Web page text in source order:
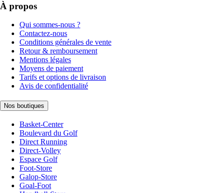
À propos
Qui sommes-nous ?
Contactez-nous
Conditions générales de vente
Retour & remboursement
Mentions légales
Moyens de paiement
Tarifs et options de livraison
Avis de confidentialité
Nos boutiques
Basket-Center
Boulevard du Golf
Direct Running
Direct-Volley
Espace Golf
Foot-Store
Galop-Store
Goal-Foot